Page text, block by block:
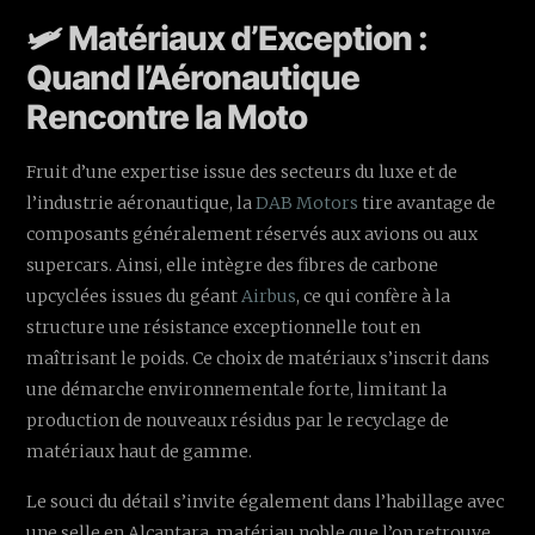
🛩️ Matériaux d’Exception :
Quand l’Aéronautique
Rencontre la Moto
Fruit d’une expertise issue des secteurs du luxe et de
l’industrie aéronautique, laDAB Motors tire avantage de
composants généralement réservés aux avions ou aux
supercars. Ainsi, elle intègre des fibres de carbone
upcyclées issues du géantAirbus, ce qui confère à la
structure une résistance exceptionnelle tout en
maîtrisant le poids. Ce choix de matériaux s’inscrit dans
une démarche environnementale forte, limitant la
production de nouveaux résidus par le recyclage de
matériaux haut de gamme.
Le souci du détail s’invite également dans l’habillage avec